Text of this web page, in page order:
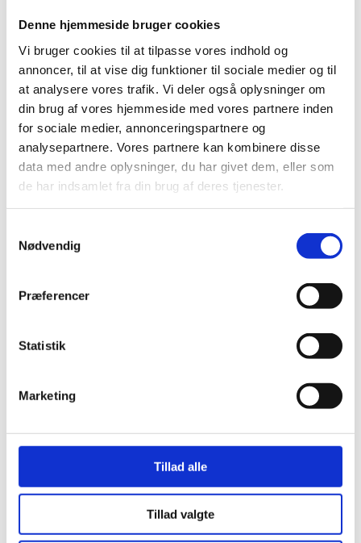
Denne hjemmeside bruger cookies
Vi bruger cookies til at tilpasse vores indhold og
annoncer, til at vise dig funktioner til sociale medier og til
at analysere vores trafik. Vi deler også oplysninger om
din brug af vores hjemmeside med vores partnere inden
for sociale medier, annonceringspartnere og
analysepartnere. Vores partnere kan kombinere disse
data med andre oplysninger, du har givet dem, eller som
de har indsamlet fra din brug af deres tjenester.
Nødvendig
Præferencer
Statistik
Marketing
Tillad alle
Tillad valgte
SPEZIFIKATIONEN DER LÖSUNG
Effizienter Schornsteinzug –bei
Belüftung
Um jederzeit einen zuverlässigen und effizienten
Schornsteinzug sicherzustellen, wurde auf dem Kamin
manueller SteuerungEFC16installiert. Das System ist
gezielt dafür ausgelegt, die Herausforderungen zu
lösen, die entstehen, wenn ein großer offener Kamin
mit einer aktiven Küche in einem modernen Berghaus
kombiniert wird.